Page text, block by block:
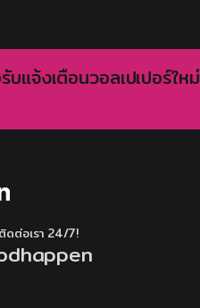
บแจ้งเตือนวอลเปเปอร์ใหม่
ต่อเรา 24/7!